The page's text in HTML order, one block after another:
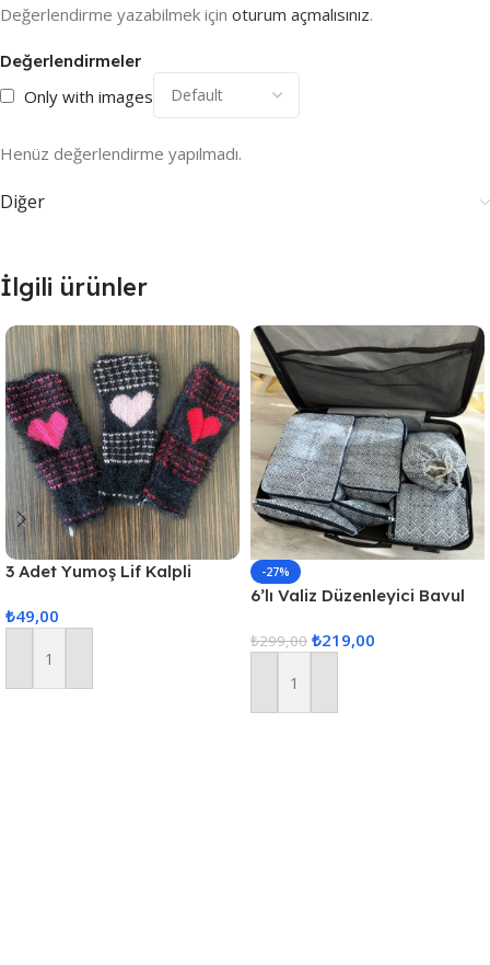
Değerlendirmeler
Only with images
Henüz değerlendirme yapılmadı.
Değerlendirme yazabilmek için oturum açmalısınız.
Diğer
İlgili ürünler
3 Adet Yumoş Lif Kalpli
₺49,00
Sepete Ekle
-27%
6’lı Valiz Düzenleyici Bavul
Hurcu
₺299,00 ₺219,00
Sepete Ekle